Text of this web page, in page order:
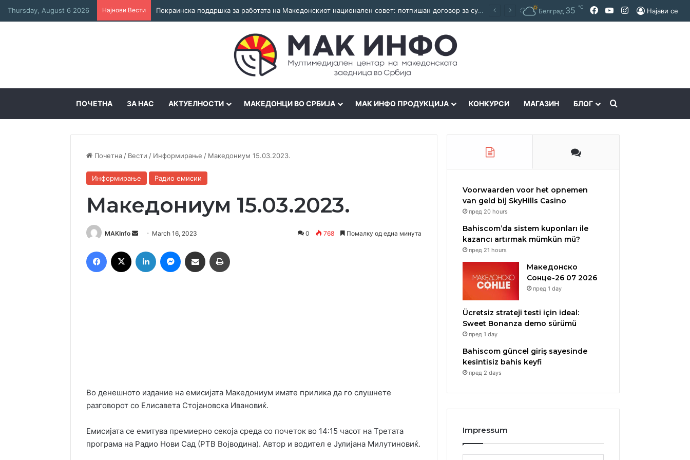
Thursday, August 6 2026 Најнови Вести Покраинска поддршка за работата на Македонскиот национален совет: потпишан договор за суфинансирање на активностите Белград 35 ℃ Facebook
YouTubeInstagram
Најави се
ПОЧЕТНА ЗА НАС АКТУЕЛНОСТИ МАКЕДОНЦИ ВО СРБИЈА МАК ИНФО ПРОДУКЦИЈА КОНКУРСИ МАГАЗИН БЛОГ
Почетна / Вести / Информирање / Македониум 15.03.2023.
Информирање Радио емисии
Македониум 15.03.2023.
MAKInfo
Send
email
March 16, 2023 0 768 Помалку од една минута
Facebook LinkedIn MessengerСподели преку Емаил
Во денешното издание на емисијата Македониум имате прилика да го слушнете
разговорот со Елисавета Стојановска Ивановиќ.
Емисијата се емитува премиерно секоја среда со почеток во 14:15 часот на Третата
програма на Радио Нови Сад (РТВ Војводина). Автор и водител е Јулијана Милутиновиќ.
Voorwaarden voor het opnemen
van geld bij SkyHills Casino
пред 20 hours
Bahiscom’da sistem kuponları ile
kazancı artırmak mümkün mü?
пред 21 hours
Македонско
Сонце-26 07 2026
пред 1 day
Ücretsiz strateji testi için ideal:
Sweet Bonanza demo sürümü
пред 1 day
Bahiscom güncel giriş sayesinde
kesintisiz bahis keyfi
пред 2 days
Impressum